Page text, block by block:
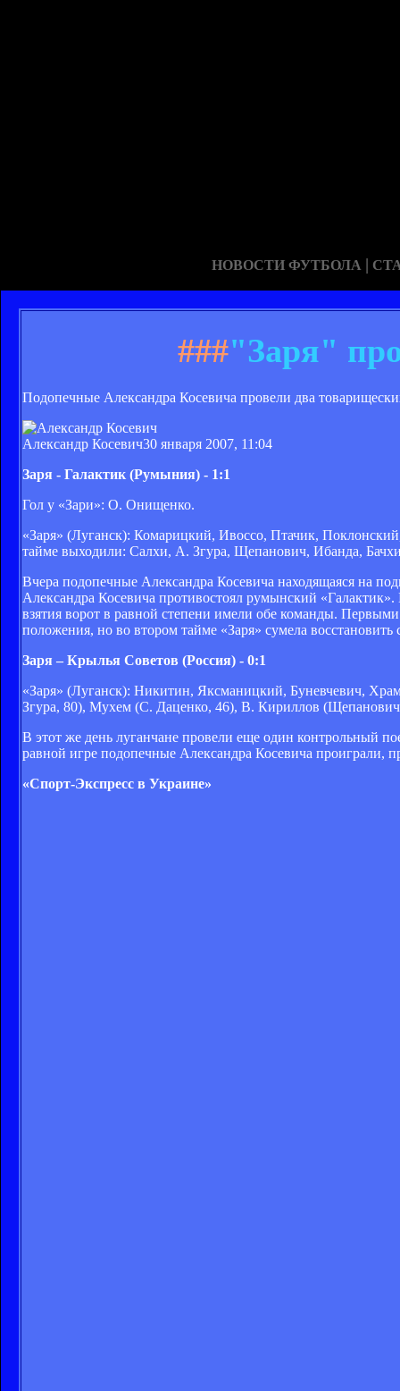
НОВОСТИ ФУТБОЛА |
###"Заря"
Подопечные Александра Косевича провели два
Александр Косевич30 января 2007, 11:04
Заря - Галактик (Румыния) - 1:1
Гол у «Зари»: О. Онищенко.
«Заря» (Луганск): Комарицкий, Ивоссо, Птачик,
тайме выходили: Салхи, А. Згура, Щепанович, Ибанда,
Вчера подопечные Александра Косевича находящаяся на
Александра Косевича противостоял румынский
взятия ворот в равной степени имели обе команды.
положения, но во втором тайме «Заря» сумела
Заря – Крылья Советов (Россия) - 0:1
«Заря» (Луганск): Никитин, Яксманицкий, Буневчевич,
Згура, 80), Мухем (С. Даценко, 46), В. Кириллов
В этот же день луганчане провели еще один контрольный
равной игре подопечные Александра Косевича проиграли,
«Спорт-Экспресс в Украине»